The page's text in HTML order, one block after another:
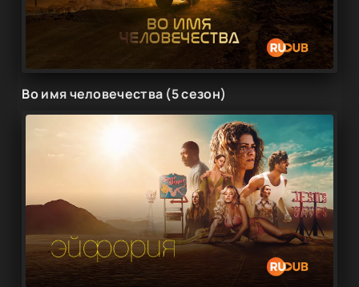
Во имя человечества (5 сезон)